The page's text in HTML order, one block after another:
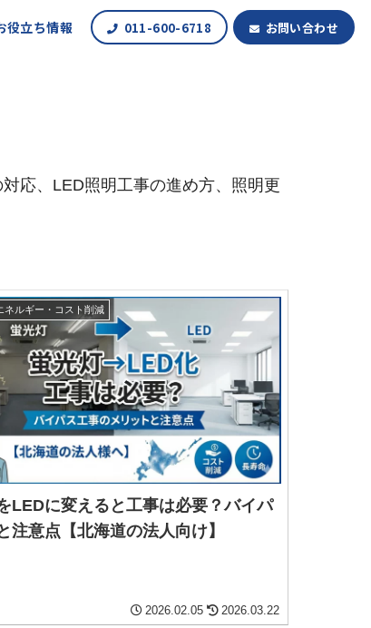
役立ち情報 011-600-6718 お問い合わせ
応、LED照明工事の進め方、照明更
ネルギー・コスト削減
LEDに変えると工事は必要？バイパ
注意点【北海道の法人向け】
2026.02.05 2026.03.22